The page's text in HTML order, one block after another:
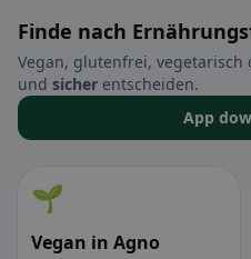
Finde nach
Vegan, glutenfrei,
und sicher entscheiden.
App
🌱
Vegan in Agno